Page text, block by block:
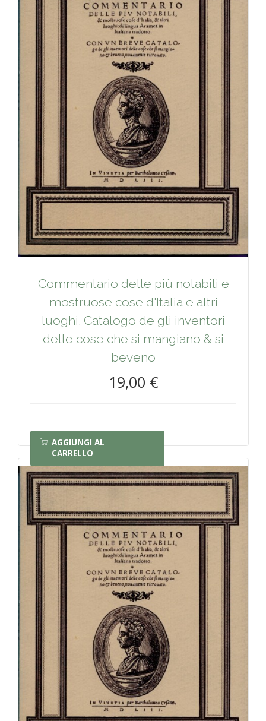
Commentario delle più notabili e
mostruose cose d'Italia e altri
luoghi. Catalogo de gli inventori
delle cose che si mangiano & si
beveno
19,00 €
AGGIUNGI AL
CARRELLO